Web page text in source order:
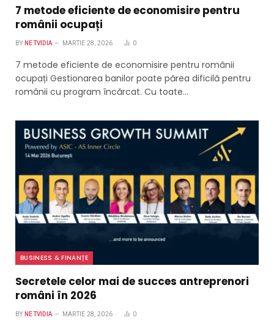
7 metode eficiente de economisire pentru
românii ocupați
BY NETVIDIA MARTIE 28, 2026 0
7 metode eficiente de economisire pentru românii
ocupați Gestionarea banilor poate părea dificilă pentru
românii cu program încărcat. Cu toate…
BUSINESS & FINANȚE
Secretele celor mai de succes antreprenori
români în 2026
BY NETVIDIA MARTIE 28, 2026 0